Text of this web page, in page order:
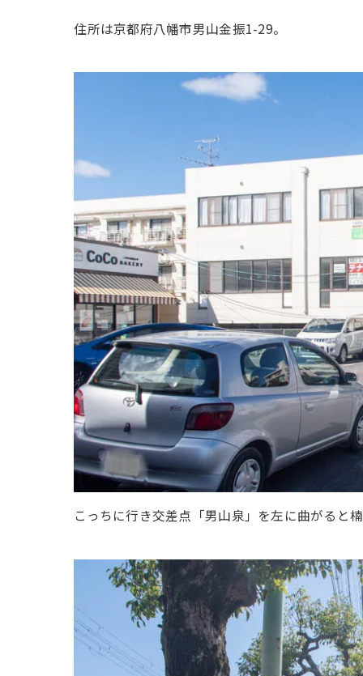
住所は京都府八幡市男山金振1-29。
こっちに行き交差点「男山泉」を左に曲がると